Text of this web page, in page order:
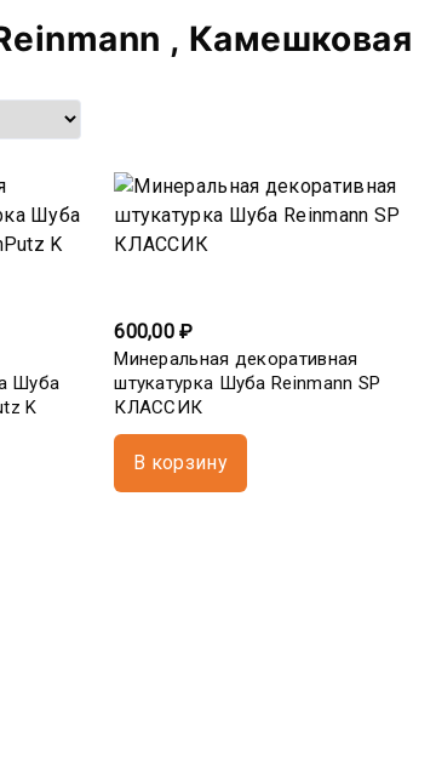
, Камешковая
Шуба
K
600,00 ₽
Минеральная декоративная
штукатурка Шуба Reinmann SP
КЛАССИК
В корзину